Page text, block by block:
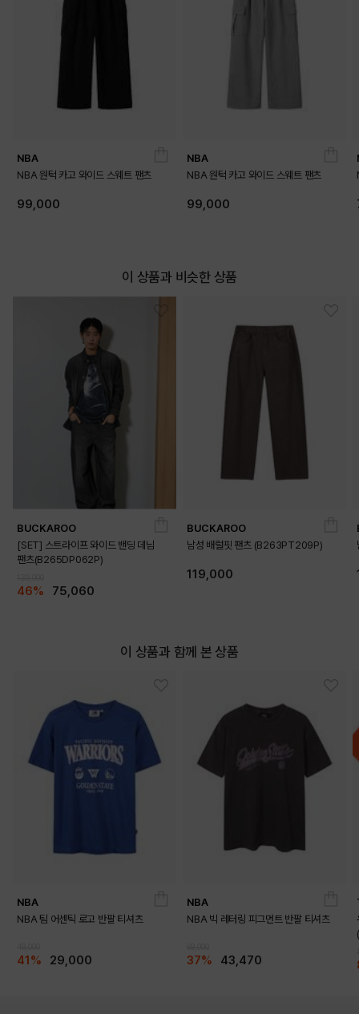
PRODUCT VIEW
NBA
NBA 원턱 카고 와이드 스웨트 팬츠
99,000
NBA
NBA 원턱 카고 와이드 스웨트 팬츠
99,000
이 상품과 비슷한 상품
BUCKAROO
[SET] 스트라이프 와이드 밴딩 데님
팬츠(B265DP062P)
46% 75,060
BUCKAROO
남성 배럴핏 팬츠 (B263PT209P)
119,000
이 상품과 함께 본 상품
NBA
NBA 팀 어센틱 로고 반팔 티셔츠
41% 29,000
NBA
NBA 빅 레터링 피그먼트 반팔 티셔츠
37% 43,470